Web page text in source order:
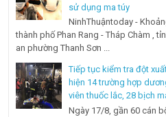
sử dụng ma túy
NinhThuậntoday -
thành phố Phan Rang - Tháp Chàm ,
an phường Thanh Sơn ...
Tiếp tục kiểm tra đột
hiện 14 trường hợp
viên thuốc lắc, 28 bịch
Ngày 17/8, gần 60 cán